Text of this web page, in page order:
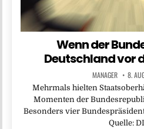
Wenn der
Deutschland vor
MANAGER 8.
Mehrmals hielten
Momenten der
Besonders vier
Quelle: